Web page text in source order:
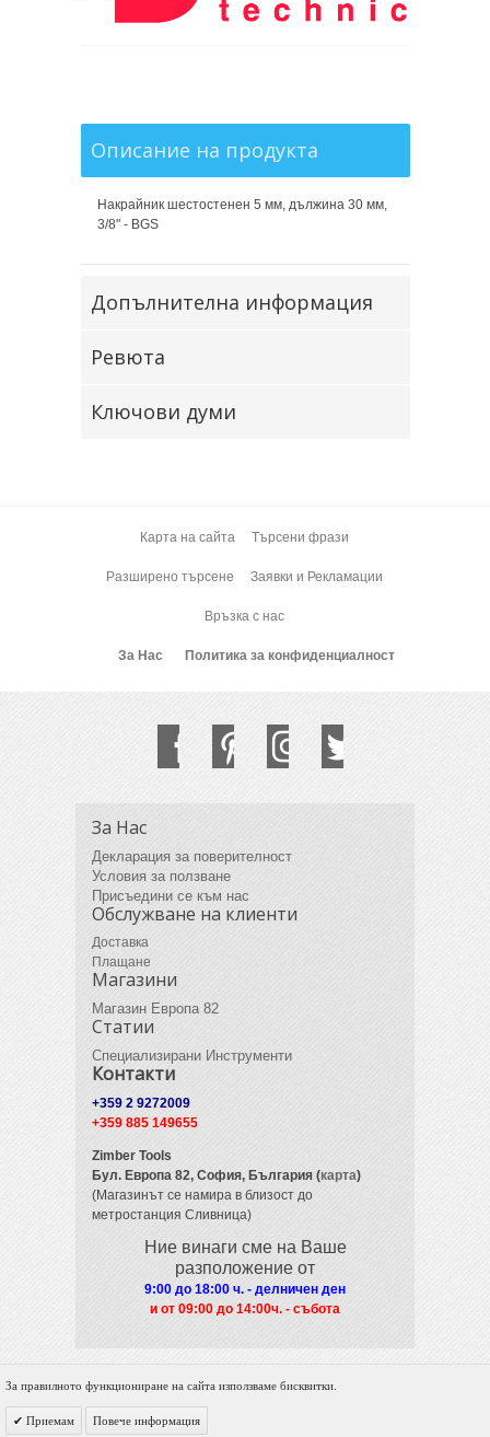
Описание на продукта
Накрайник шестостенен 5 мм, дължина 30 мм,
3/8" - BGS
Допълнителна информация
Ревюта
Ключови думи
Карта на сайта Търсени фрази
Разширено търсене Заявки и Рекламации
Връзка с нас
За Нас Политика за конфиденциалност
За Нас
Декларация за поверителност
Условия за ползване
Присъедини се към нас
Обслужване на клиенти
Доставка
Плащане
Магазини
Магазин Европа 82
Статии
Специализирани Инструменти
Контакти
+359 2 9272009
+359 885 149655
Zimber Tools
Бул. Европа 82, София, България (карта)
(Магазинът се намира в близост до
метростанция Сливница)
Ние винаги сме на Ваше
разположение от
9:00 до 18:00 ч. - делничен ден
и от 09:00 до 14:00ч. - събота
© 2012 Zimber Tools. All Rights Reserved.
За правилното функциониране на сайта използваме бисквитки.
Приемам Повече информация
Powered by DigiNET